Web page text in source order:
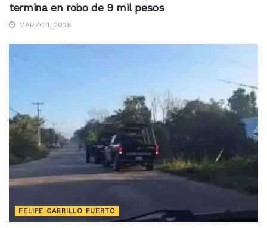
termina en robo de 9 mil pesos
MARZO 1, 2026
FELIPE CARRILLO PUERTO